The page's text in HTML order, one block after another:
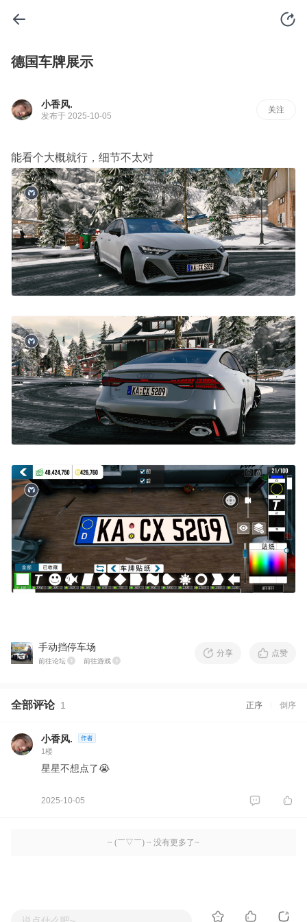
德国车牌展示
小香风.
发布于 2025-10-05
关注
能看个大概就行，细节不太对
手动挡停车场
前往论坛 前往游戏
分享 点赞
全部评论 1 正序 倒序
小香风.
1楼
星星不想点了😭
2025-10-05
~ (￣▽￣) ~ 没有更多了~